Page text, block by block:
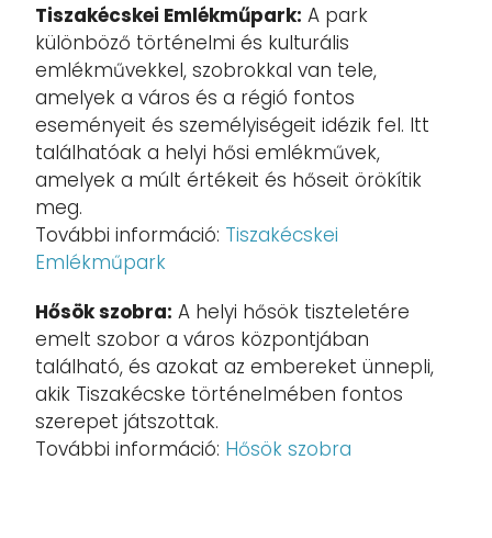
Tiszakécskei Emlékműpark: A park
különböző történelmi és kulturális
emlékművekkel, szobrokkal van tele,
amelyek a város és a régió fontos
eseményeit és személyiségeit idézik fel. Itt
találhatóak a helyi hősi emlékművek,
amelyek a múlt értékeit és hőseit örökítik
meg.
További információ: Tiszakécskei
Emlékműpark
Hősök szobra: A helyi hősök tiszteletére
emelt szobor a város központjában
található, és azokat az embereket ünnepli,
akik Tiszakécske történelmében fontos
szerepet játszottak.
További információ: Hősök szobra